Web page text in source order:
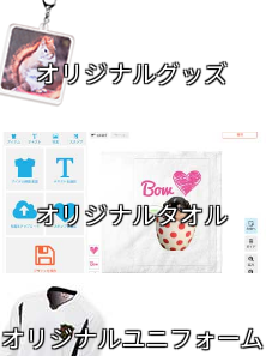
オリジナルグッズ
オリジナルタオル
オリジナルユニフォーム